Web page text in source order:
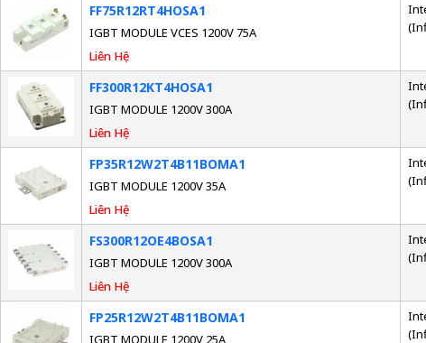
FF75R12RT4HOSA1
IGBT MODULE VCES 1200V 75A
Liên Hệ
FF300R12KT4HOSA1
IGBT MODULE 1200V 300A
Liên Hệ
FP35R12W2T4B11BOMA1
IGBT MODULE 1200V 35A
Liên Hệ
FS300R12OE4BOSA1
IGBT MODULE 1200V 300A
Liên Hệ
FP25R12W2T4B11BOMA1